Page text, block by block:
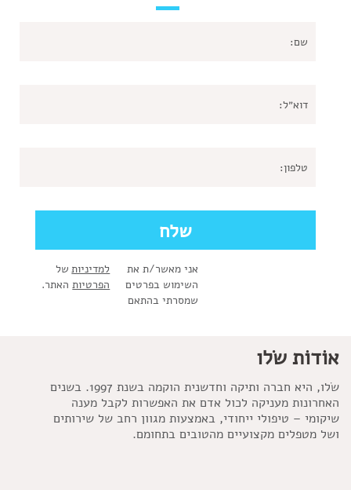
אני מאשר/ת את
השימוש בפרטים
שמסרתי בהתאם
למדיניות
הפרטיות
של
האתר.
אוֹדוֹת שׂלו
שׂלו, היא חברה ותיקה וחדשנית הוקמה בשנת 1997. בשנים
האחרונות מעניקה לכול אדם את האפשרות לקבל מענה
שיקומי – טיפולי ייחודי, באמצעות מגוון רחב של שירותים
ושל מטפלים מקצועיים מהטובים בתחומם.